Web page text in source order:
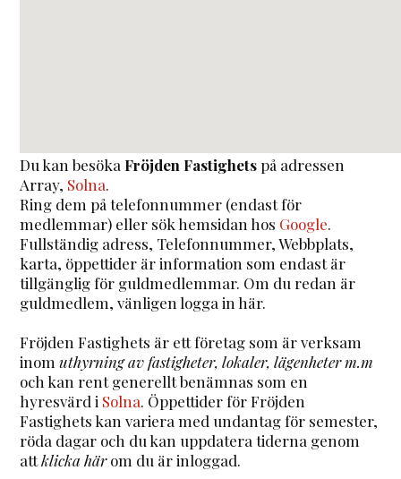
Du kan besökaFröjden Fastighetspå adressen
Array, Solna.
Ring dem på telefonnummer (endast för
medlemmar) eller sök hemsidan hos Google.
Fullständig adress, Telefonnummer, Webbplats,
karta, öppettider är information som endast är
tillgänglig för guldmedlemmar. Om du redan är
guldmedlem, vänligen logga in här.
Fröjden Fastighets är ett företag som är verksam
inomuthyrning av fastigheter, lokaler, lägenheter m.m
och kan rent generellt benämnas som en
hyresvärd i Solna. Öppettider för Fröjden
Fastighets kan variera med undantag för semester,
röda dagar och du kan uppdatera tiderna genom
attklicka härom du är inloggad.